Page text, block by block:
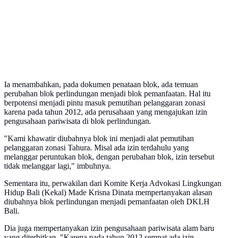
Ia menambahkan, pada dokumen penataan blok, ada temuan
perubahan blok perlindungan menjadi blok pemanfaatan. Hal itu
berpotensi menjadi pintu masuk pemutihan pelanggaran zonasi
karena pada tahun 2012, ada perusahaan yang mengajukan izin
pengusahaan pariwisata di blok perlindungan.
"Kami khawatir diubahnya blok ini menjadi alat pemutihan
pelanggaran zonasi Tahura. Misal ada izin terdahulu yang
melanggar peruntukan blok, dengan perubahan blok, izin tersebut
tidak melanggar lagi," imbuhnya.
Sementara itu, perwakilan dari Komite Kerja Advokasi Lingkungan
Hidup Bali (Kekal) Made Krisna Dinata mempertanyakan alasan
diubahnya blok perlindungan menjadi pemanfaatan oleh DKLH
Bali.
Dia juga mempertanyakan izin pengusahaan pariwisata alam baru